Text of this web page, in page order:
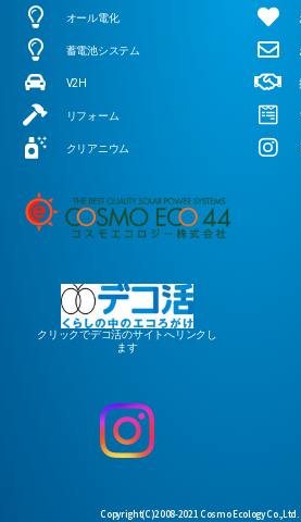
オール電化
蓄電池システム
V2H
リフォーム
クリアニウム
クリックでデコ活のサイトへリンクし
ます
Copyright(C)2008-2021 Cosmo Ecology